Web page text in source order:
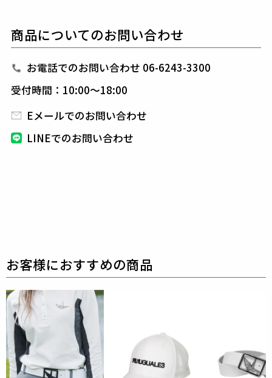
1PIU1UGUALE3 GOLF（ウノピゥウノウグァーレト
レ ゴルフ）
の上質な素材を贅沢に使用し、
をリリースし続ける1PIU1UGUALE3。
スポーツの機能美を併せ持ち
【ワッペンロゴに関するご注意】
本製品に使用しているワッペンロゴ(鶴+113G)は熱圧
着加工にて取り付けを行っておりますが、
を採用している為、素材特有の滑らかさや洗濯環境の
影響により
まれにワッペンが剥がれやすくなる場合が
ございます。
※万が一剥がれが生じた場合は、弊社にて修理対応を
承りますのでお気軽にご連絡ください。
商品についてのお問い合わせ
お電話でのお問い合わせ 06-6243-3300
受付時間：10:00～18:00
Eメールでのお問い合わせ
LINEでのお問い合わせ